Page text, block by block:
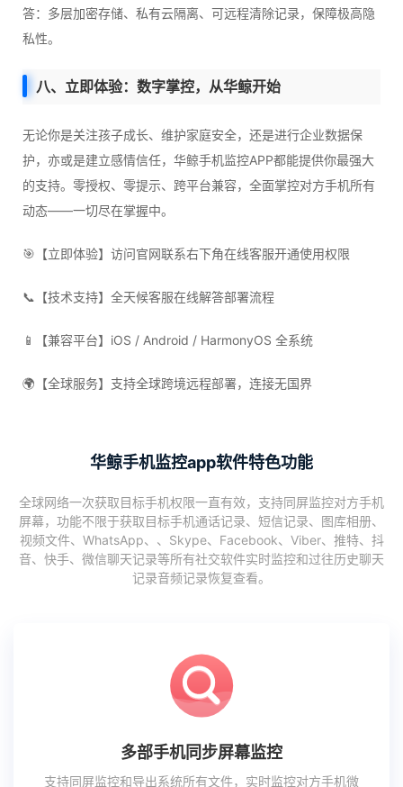
答：多层加密存储、私有云隔离、可远程清除记录，保障极高隐
私性。
八、立即体验：数字掌控，从华鲸开始
无论你是关注孩子成长、维护家庭安全，还是进行企业数据保
护，亦或是建立感情信任，华鲸手机监控APP都能提供你最强大
的支持。零授权、零提示、跨平台兼容，全面掌控对方手机所有
动态——一切尽在掌握中。
🎯【立即体验】访问官网联系右下角在线客服开通使用权限
📞【技术支持】全天候客服在线解答部署流程
📱【兼容平台】iOS / Android / HarmonyOS 全系统
🌍【全球服务】支持全球跨境远程部署，连接无国界
华鲸手机监控app软件特色功能
全球网络一次获取目标手机权限一直有效，支持同屏监控对方手机
屏幕，功能不限于获取目标手机通话记录、短信记录、图库相册、
视频文件、WhatsApp、、Skype、Facebook、Viber、推特、抖
音、快手、微信聊天记录等所有社交软件实时监控和过往历史聊天
记录音频记录恢复查看。
多部手机同步屏幕监控
支持同屏监控和导出系统所有文件，实时监控对方手机微